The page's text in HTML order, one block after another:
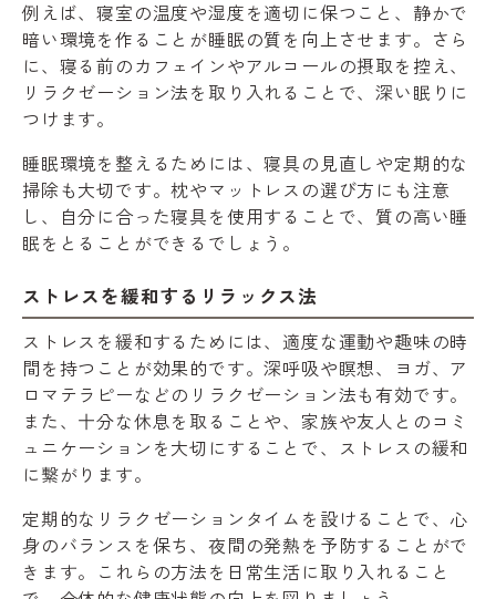
例えば、寝室の温度や湿度を適切に保つこと、静かで
暗い環境を作ることが睡眠の質を向上させます。さら
に、寝る前のカフェインやアルコールの摂取を控え、
リラクゼーション法を取り入れることで、深い眠りに
つけます。
睡眠環境を整えるためには、寝具の見直しや定期的な
掃除も大切です。枕やマットレスの選び方にも注意
し、自分に合った寝具を使用することで、質の高い睡
眠をとることができるでしょう。
ストレスを緩和するリラックス法
ストレスを緩和するためには、適度な運動や趣味の時
間を持つことが効果的です。深呼吸や瞑想、ヨガ、ア
ロマテラピーなどのリラクゼーション法も有効です。
また、十分な休息を取ることや、家族や友人とのコミ
ュニケーションを大切にすることで、ストレスの緩和
に繋がります。
定期的なリラクゼーションタイムを設けることで、心
身のバランスを保ち、夜間の発熱を予防することがで
きます。これらの方法を日常生活に取り入れること